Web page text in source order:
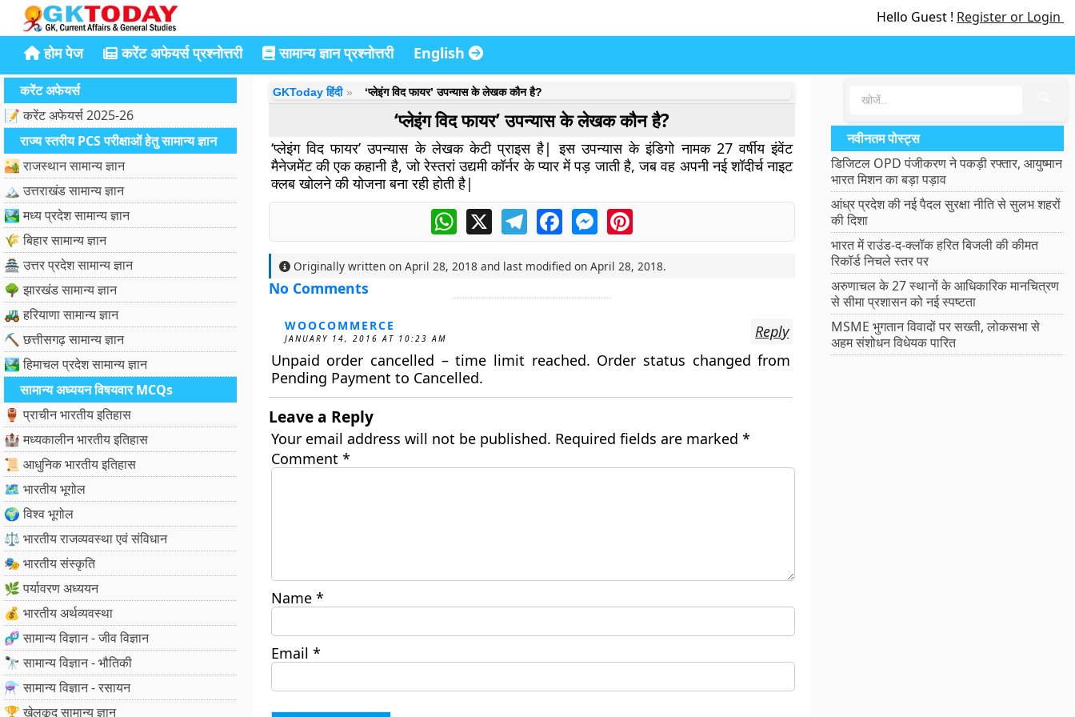
Hello Guest ! Register or Login
होम पेज करेंट अफेयर्स प्रश्नोत्तरी सामान्य ज्ञान प्रश्नोत्तरी English
करेंट अफेयर्स
📝 करेंट अफेयर्स 2025-26
राज्य स्तरीय PCS परीक्षाओं हेतु सामान्य ज्ञान
🏜️ राजस्थान सामान्य ज्ञान
🏔️ उत्तराखंड सामान्य ज्ञान
🏞️ मध्य प्रदेश सामान्य ज्ञान
🌾 बिहार सामान्य ज्ञान
🏯 उत्तर प्रदेश सामान्य ज्ञान
🌳 झारखंड सामान्य ज्ञान
🚜 हरियाणा सामान्य ज्ञान
⛏️ छत्तीसगढ़ सामान्य ज्ञान
🏞️ हिमाचल प्रदेश सामान्य ज्ञान
सामान्य अध्ययन विषयवार MCQs
🏺 प्राचीन भारतीय इतिहास
🏰 मध्यकालीन भारतीय इतिहास
📜 आधुनिक भारतीय इतिहास
🗺️ भारतीय भूगोल
🌍 विश्व भूगोल
⚖️ भारतीय राजव्यवस्था एवं संविधान
🎭 भारतीय संस्कृति
🌿 पर्यावरण अध्ययन
💰 भारतीय अर्थव्यवस्था
🧬 सामान्य विज्ञान - जीव विज्ञान
🔭 सामान्य विज्ञान - भौतिकी
⚗️ सामान्य विज्ञान - रसायन
🏆 खेलकूद सामान्य ज्ञान
GKToday हिंदी ‘प्लेइंग विद फायर’ उपन्यास के लेखक कौन है?
‘प्लेइंग विद फायर’ उपन्यास के लेखक कौन है?
‘प्लेइंग विद फायर’ उपन्यास के लेखक केटी प्राइस है| इस उपन्यास के इंडिगो नामक 27 वर्षीय इंवेंट
मैनेजमेंट की एक कहानी है, जो रेस्तरां उद्यमी कॉर्नर के प्यार में पड़ जाती है, जब वह अपनी नई शॉदीर्च नाइट
क्लब खोलने की योजना बना रही होती है|
WhatsApp
X TelegramFacebookMessengerPinterest
Originally written on April 28, 2018 and last modified on April 28, 2018.
No Comments
WOOCOMMERCE
JANUARY 14, 2016 AT 10:23 AM
Unpaid order cancelled – time limit reached. Order status changed from
Pending Payment to Cancelled.
Reply
Leave a Reply
Your email address will not be published. Required fields are marked *
Comment *
Name *
Email *
नवीनतम पोस्ट्स
डिजिटल OPD पंजीकरण ने पकड़ी रफ्तार, आयुष्मान
भारत मिशन का बड़ा पड़ाव
आंध्र प्रदेश की नई पैदल सुरक्षा नीति से सुलभ शहरों
की दिशा
भारत में राउंड-द-क्लॉक हरित बिजली की कीमत
रिकॉर्ड निचले स्तर पर
अरुणाचल के 27 स्थानों के आधिकारिक मानचित्रण
से सीमा प्रशासन को नई स्पष्टता
MSME भुगतान विवादों पर सख्ती, लोकसभा से
अहम संशोधन विधेयक पारित